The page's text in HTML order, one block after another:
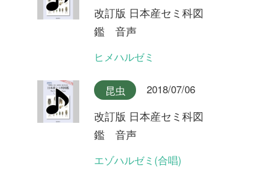
改訂版 日本産セミ科図
鑑 音声
クマゼミ(合唱)
昆虫 2018/07/06
改訂版 日本産セミ科図
鑑 音声
クマゼミ
昆虫 2018/07/06